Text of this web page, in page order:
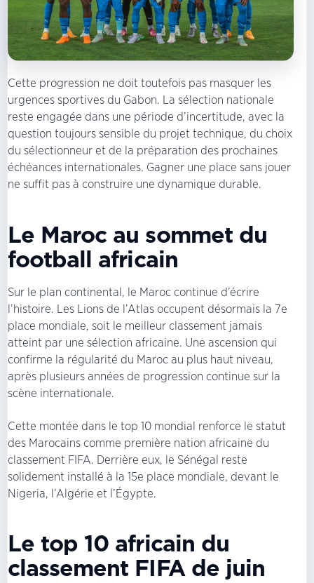
Cette progression ne doit toutefois pas masquer les
urgences sportives du Gabon. La sélection nationale
reste engagée dans une période d’incertitude, avec la
question toujours sensible du projet technique, du choix
du sélectionneur et de la préparation des prochaines
échéances internationales. Gagner une place sans jouer
ne suffit pas à construire une dynamique durable.
Le Maroc au sommet du
football africain
Sur le plan continental, le Maroc continue d’écrire
l’histoire. Les Lions de l’Atlas occupent désormais la 7e
place mondiale, soit le meilleur classement jamais
atteint par une sélection africaine. Une ascension qui
confirme la régularité du Maroc au plus haut niveau,
après plusieurs années de progression continue sur la
scène internationale.
Cette montée dans le top 10 mondial renforce le statut
des Marocains comme première nation africaine du
classement FIFA. Derrière eux, le Sénégal reste
solidement installé à la 15e place mondiale, devant le
Nigeria, l’Algérie et l’Égypte.
Le top 10 africain du
classement FIFA de juin